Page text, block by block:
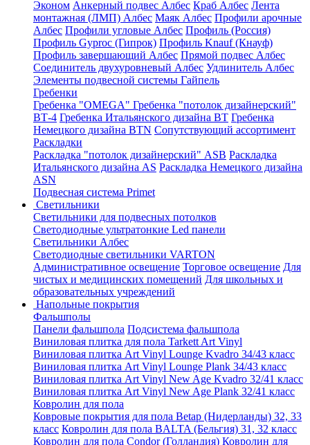
Эконом Анкерный подвес Албес Краб Албес Лента
монтажная (ЛМП) Албес Маяк Албес Профили арочные
Албес Профили угловые Албес Профиль (Россия)
Профиль Gyproc (Гипрок) Профиль Knauf (Кнауф)
Профиль завершающий Албес Прямой подвес Албес
Соединитель двухуровневый Албес Удлинитель Албес
Элементы подвесной системы Гайпель
Гребенки
Гребенка "OMEGA" Гребенка "потолок дизайнерский"
ВТ-4 Гребенка Итальянского дизайна BT Гребенка
Немецкого дизайна ВТN Сопутствующий ассортимент
Раскладки
Раскладка "потолок дизайнерский" ASB Раскладка
Итальянского дизайна AS Раскладка Немецкого дизайна
АSN
Подвесная система Primet
Светильники
Светильники для подвесных потолков
Светодиодные ультратонкие Led панели
Светильники Албес
Светодиодные светильники VARTON
Административное освещение Торговое освещение Для
чистых и медицинских помещений Для школьных и
образовательных учреждений
Напольные покрытия
Фальшполы
Панели фальшпола Подсистема фальшпола
Виниловая плитка для пола Tarkett Art Vinyl
Виниловая плитка Art Vinyl Lounge Kvadro 34/43 класс
Виниловая плитка Art Vinyl Lounge Plank 34/43 класс
Виниловая плитка Art Vinyl New Age Kvadro 32/41 класс
Виниловая плитка Art Vinyl New Age Plank 32/41 класс
Ковролин для пола
Ковровые покрытия для пола Betap (Нидерланды) 32, 33
класс Ковролин для пола BALTA (Бельгия) 31, 32 класс
Ковролин для пола Condor (Голландия) Ковролин для